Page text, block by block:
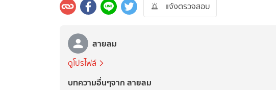
แจ้งตรวจสอบ
สายลม
ดูโปรไฟล์
บทความอื่นๆจาก สายลม